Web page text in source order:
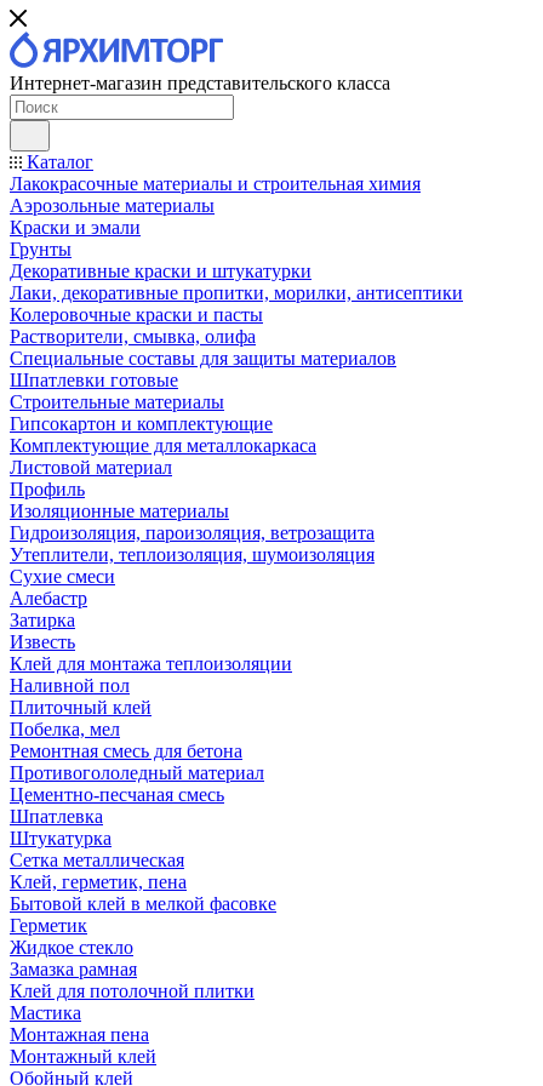
Интернет-магазин представительского класса
Каталог
Лакокрасочные материалы и строительная химия
Аэрозольные материалы
Краски и эмали
Грунты
Декоративные краски и штукатурки
Лаки, декоративные пропитки, морилки, антисептики
Колеровочные краски и пасты
Растворители, смывка, олифа
Специальные составы для защиты материалов
Шпатлевки готовые
Строительные материалы
Гипсокартон и комплектующие
Комплектующие для металлокаркаса
Листовой материал
Профиль
Изоляционные материалы
Гидроизоляция, пароизоляция, ветрозащита
Утеплители, теплоизоляция, шумоизоляция
Сухие смеси
Алебастр
Затирка
Известь
Клей для монтажа теплоизоляции
Наливной пол
Плиточный клей
Побелка, мел
Ремонтная смесь для бетона
Противогололедный материал
Цементно-песчаная смесь
Шпатлевка
Штукатурка
Сетка металлическая
Клей, герметик, пена
Бытовой клей в мелкой фасовке
Герметик
Жидкое стекло
Замазка рамная
Клей для потолочной плитки
Мастика
Монтажная пена
Монтажный клей
Обойный клей